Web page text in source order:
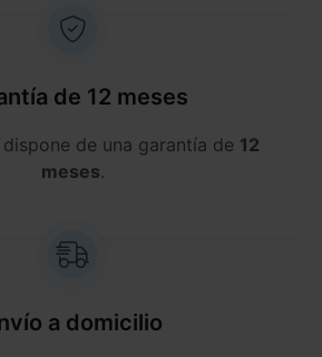
de 12 meses
de una garantía de 12
meses.
a domicilio